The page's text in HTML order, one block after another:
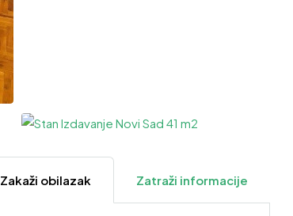
Zakaži obilazak Zatraži informacije